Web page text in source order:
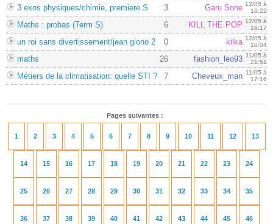
3 exos physiques/chimie, premiere S 3 Garu Sone 12/05 à
16:22
Maths : probas (Term S) 6 KILL THE POP 12/05 à
16:17
un roi sans divertissement/jean giono 2 0 kilka 12/05 à
10:04
maths 26 fashion_leo93 11/05 à
21:51
Métiers de la climatisation: quelle STI ? 7 Cheveux_man 11/05 à
17:16
Pages suivantes :
1 2 3 4 5 6 7 8 9 10 11 12 13
14 15 16 17 18 19 20 21 22 23 24
25 26 27 28 29 30 31 32 33 34 35
36 37 38 39 40 41 42 43 44 45 46